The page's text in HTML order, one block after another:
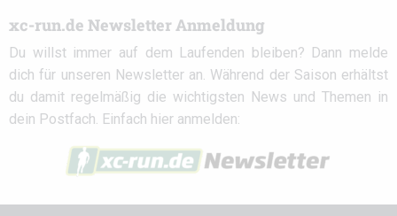
xc-run.de Newsletter Anmeldung
Du willst immer auf dem Laufenden bleiben? Dann melde
dich für unseren Newsletter an. Während der Saison erhältst
du damit regelmäßig die wichtigsten News und Themen in
dein Postfach. Einfach hier anmelden: